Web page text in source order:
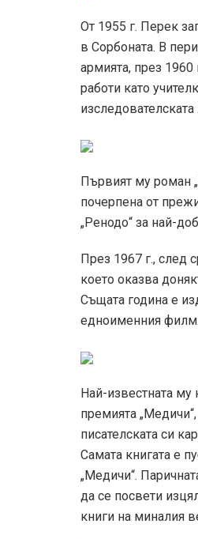
От 1955 г. Перек
в Сорбоната. В
армията, през
работи като
Първият му роман
почерпена от
„Ренодо“ за най-
През 1967 г., след
което оказва
Същата година е
едноименния филм.
Най-известната му
премията
писателската си
Самата книгата е
„Медичи“.
да се посвети
книги на миналия